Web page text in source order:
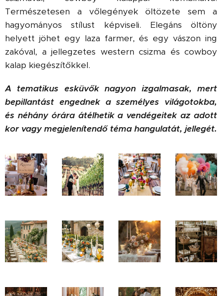
Természetesen a vőlegények öltözete sem a
hagyományos stílust képviseli. Elegáns öltöny
helyett jöhet egy laza farmer, és egy vászon ing
zakóval, a jellegzetes western csizma és cowboy
kalap kiegészítőkkel.
A tematikus esküvők nagyon izgalmasak, mert
bepillantást engednek a személyes világotokba,
és néhány órára átélhetik a vendégeitek az adott
kor vagy megjelenítendő téma hangulatát, jellegét.